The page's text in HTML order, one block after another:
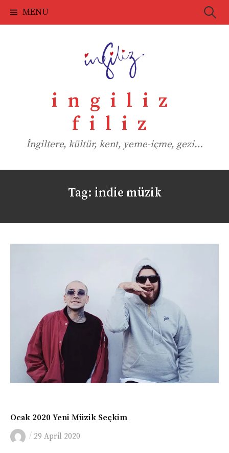
Skip
to
MENU Search
ingiliz
filiz
İngiltere, kültür, kent, yeme-içme, gezi…
Tag: indie müzik
Ocak 2020 Yeni Müzik Seçkim
/ 29 April 2020